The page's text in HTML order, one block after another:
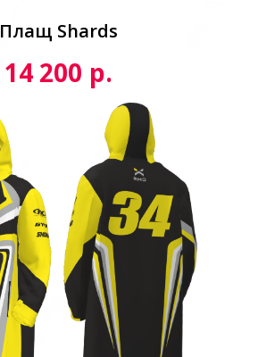
Плащ Shards
14 200 р.